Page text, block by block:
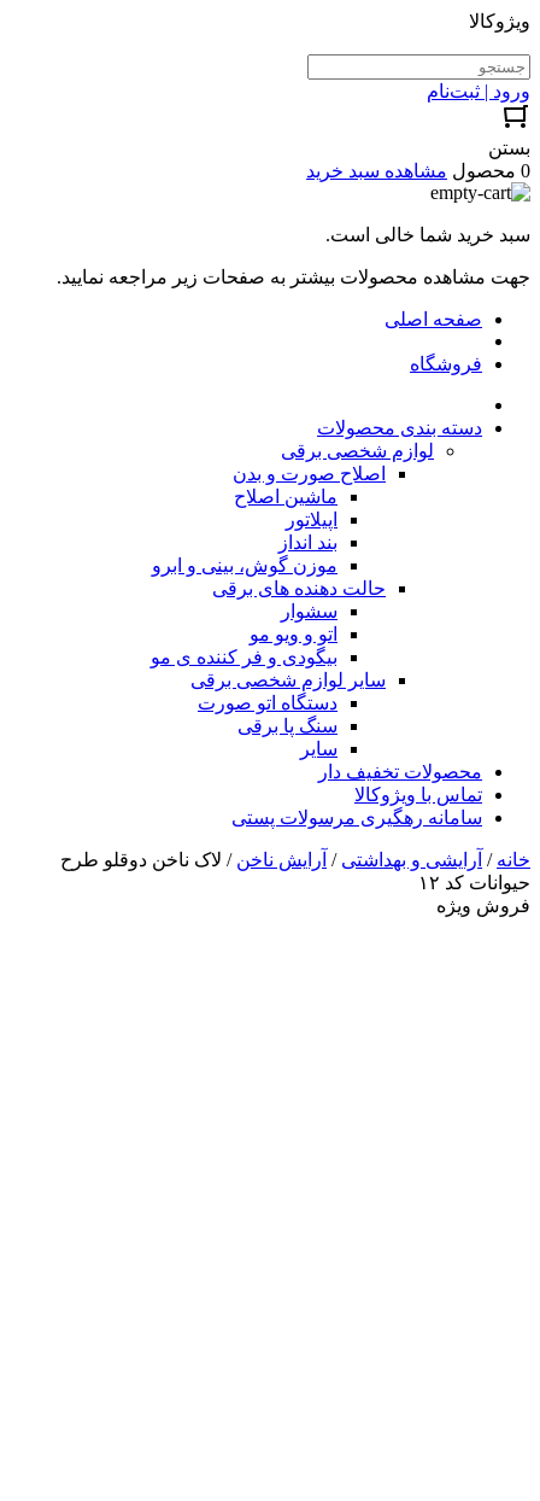
ویژوکالا
ورود | ثبت‌نام
بستن
0 محصول
مشاهده سبد خرید
سبد خرید شما خالی است.
جهت مشاهده محصولات بیشتر به صفحات زیر مراجعه نمایید.
صفحه اصلی
فروشگاه
دسته بندی محصولات
لوازم شخصی برقی
اصلاح صورت و بدن
ماشین اصلاح
اپیلاتور
بند انداز
موزن گوش، بینی و ابرو
حالت دهنده های برقی
سشوار
اتو و ویو مو
بیگودی و فر کننده ی مو
سایر لوازم شخصی برقی
دستگاه اتو صورت
سنگ پا برقی
سایر
محصولات تخفیف دار
تماس با ویژوکالا
سامانه رهگیری مرسولات پستی
خانه / آرایشی و بهداشتی / آرایش ناخن / لاک ناخن دوقلو طرح
حیوانات کد ۱۲
فروش ویژه